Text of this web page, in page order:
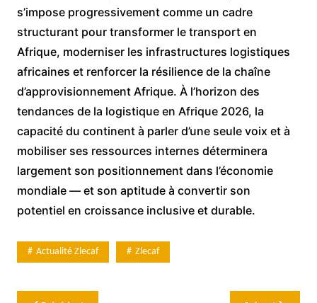
s’impose progressivement comme un cadre
structurant pour transformer le transport en
Afrique, moderniser les infrastructures logistiques
africaines et renforcer la résilience de la chaîne
d’approvisionnement Afrique. À l’horizon des
tendances de la logistique en Afrique 2026, la
capacité du continent à parler d’une seule voix et à
mobiliser ses ressources internes déterminera
largement son positionnement dans l’économie
mondiale — et son aptitude à convertir son
potentiel en croissance inclusive et durable.
Actualité Zlecaf Zlecaf